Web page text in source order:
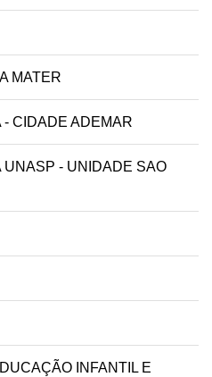
MATER
CIDADE ADEMAR
UNASP - UNIDADE SAO
INFANTIL E